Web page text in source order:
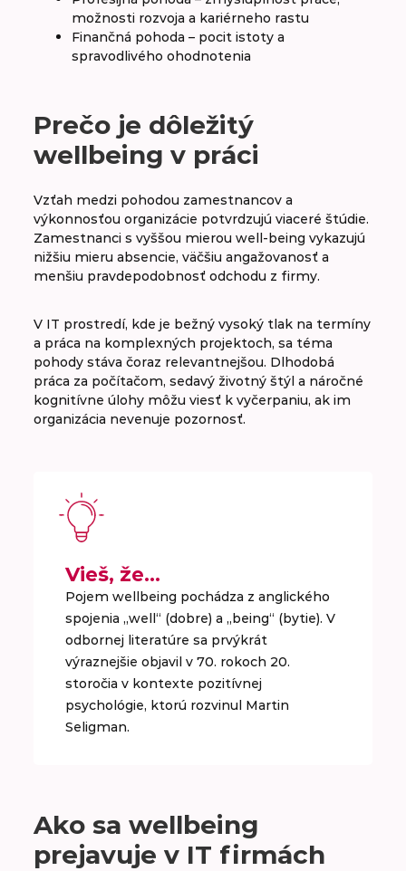
možnosti rozvoja a kariérneho rastu
Finančná pohoda – pocit istoty a
spravodlivého ohodnotenia
Prečo je dôležitý
wellbeing v práci
Vzťah medzi pohodou zamestnancov a
výkonnosťou organizácie potvrdzujú viaceré štúdie.
Zamestnanci s vyššou mierou well-being vykazujú
nižšiu mieru absencie, väčšiu angažovanosť a
menšiu pravdepodobnosť odchodu z firmy.
V IT prostredí, kde je bežný vysoký tlak na termíny
a práca na komplexných projektoch, sa téma
pohody stáva čoraz relevantnejšou. Dlhodobá
práca za počítačom, sedavý životný štýl a náročné
kognitívne úlohy môžu viesť k vyčerpaniu, ak im
organizácia nevenuje pozornosť.
Vieš, že…
Pojem wellbeing pochádza z anglického
spojenia „well“ (dobre) a „being“ (bytie). V
odbornej literatúre sa prvýkrát
výraznejšie objavil v 70. rokoch 20.
storočia v kontexte pozitívnej
psychológie, ktorú rozvinul Martin
Seligman.
Ako sa wellbeing
prejavuje v IT firmách